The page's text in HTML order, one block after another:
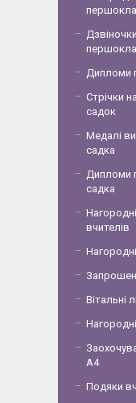
Дипломи
Стрічки
садок
Медалі
садка
Дипломи
садка
вчителів
Вітальні
А4
Подяки